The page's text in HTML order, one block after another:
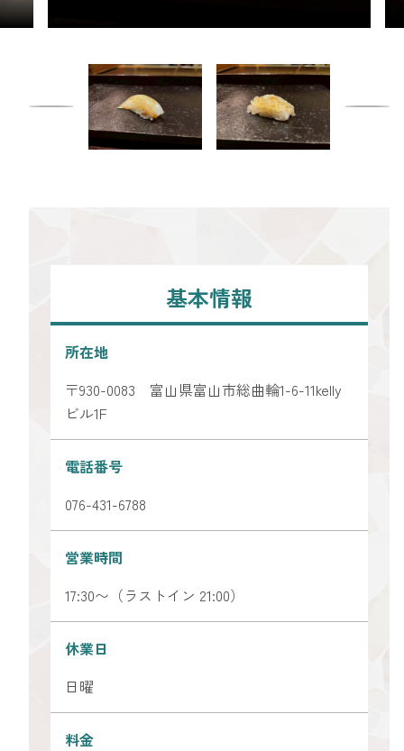
基本情報
所在地
〒930-0083 富山県富山市総曲輪1-6-11kelly
ビル1F
電話番号
076-431-6788
営業時間
17:30〜（ラストイン 21:00）
休業日
日曜
料金